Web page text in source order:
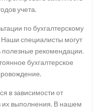
учета.
по бухгалтерскому
специалисты могут
полезные рекомендации.
бухгалтерское
в зависимости от
их выполнения. В нашем